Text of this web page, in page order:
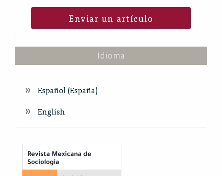
Enviar un artículo
Idioma
Español (España)
English
Index